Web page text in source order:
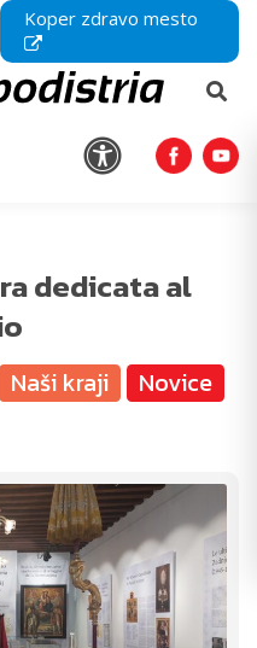
Koper zdravo mesto
dedicata al
Naši kraji
Novice